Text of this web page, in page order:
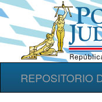
REPOSITORIO